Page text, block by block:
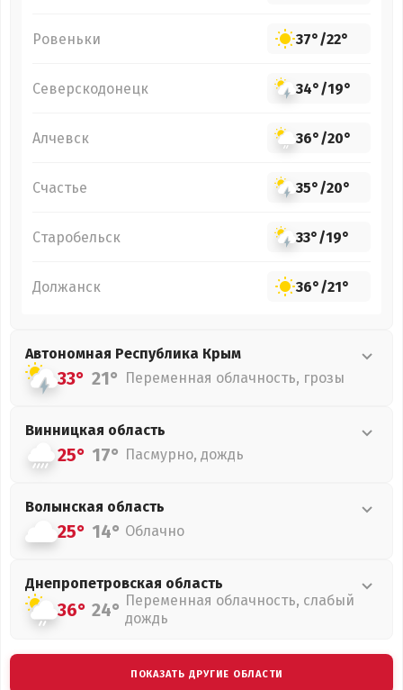
Ровеньки 37°/22°
Северскодонецк 34°/19°
Алчевск 36°/20°
Счастье 35°/20°
Старобельск 33°/19°
Должанск 36°/21°
Автономная Республика Крым
33° 21° Переменная облачность, грозы
Винницкая область
25° 17° Пасмурно, дождь
Волынская область
25° 14° Облачно
Днепропетровская область
36° 24° Переменная облачность, слабый
дождь
ПОКАЗАТЬ ДРУГИЕ ОБЛАСТИ